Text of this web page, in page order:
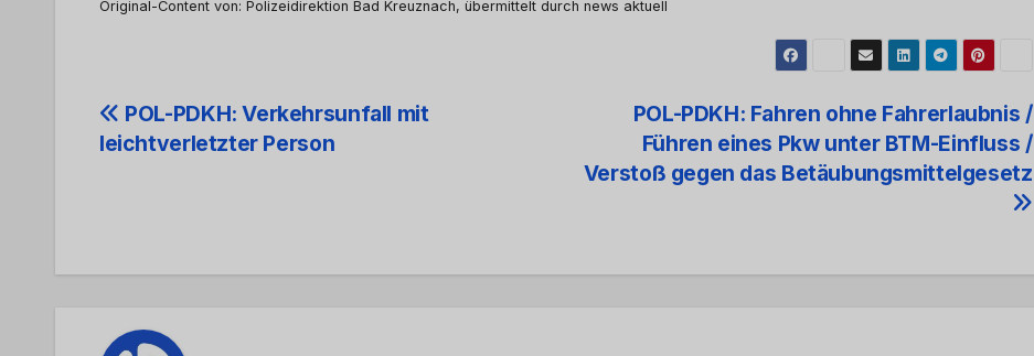
Original-Content von: Polizeidirektion Bad Kreuznach, übermittelt durch news aktuell
Beitrags-
POL-PDKH: Fahren ohne Fahrerlaubnis /
Führen eines Pkw unter BTM-Einfluss /
Verstoß gegen das Betäubungsmittelgesetz
POL-PDKH: Verkehrsunfall mit
leichtverletzter Person